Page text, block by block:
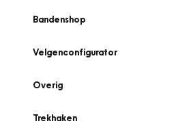
Bandenshop
Velgenconfigurator
Overig
Trekhaken